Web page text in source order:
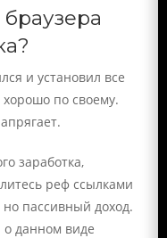
и установил все
по своему.
заработка,
реф ссылками
но пассивный доход.
данном виде